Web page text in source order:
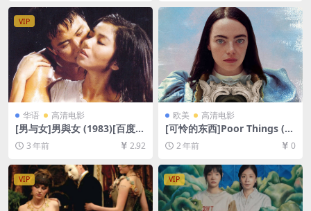
字幕]
VIP
华语 高清电影
[男与女]男與女 (1983)[百度网
盘+夸克网盘1080P超清未删
减资源][网盘在线播放/下载]
[MP4/6.2GB][粤语中字]
3 年前 2.92
欧美 高清电影
[可怜的东西]Poor Things (20
23)[百度网盘+夸克网盘1080P
超清未删减资源][网盘在线播
放/下载][MP4/8.5GB][中英字
幕]
2 年前 0
VIP VIP